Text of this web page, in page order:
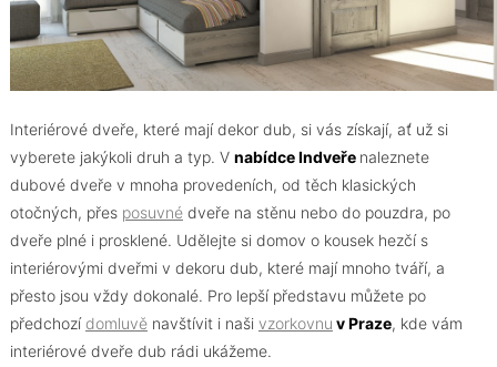
Interiérové dveře, které mají dekor dub, si vás získají, ať už si
vyberete jakýkoli druh a typ. V nabídce Indveře naleznete
dubové dveře v mnoha provedeních, od těch klasických
otočných, přes posuvnédveře na stěnu nebo do pouzdra, po
dveře plné i prosklené. Udělejte si domov o kousek hezčí s
interiérovými dveřmi v dekoru dub, které mají mnoho tváří, a
přesto jsou vždy dokonalé. Pro lepší představu můžete po
předchozídomluvěnavštívit i naši vzorkovnu v Praze, kde vám
interiérové dveře dub rádi ukážeme.